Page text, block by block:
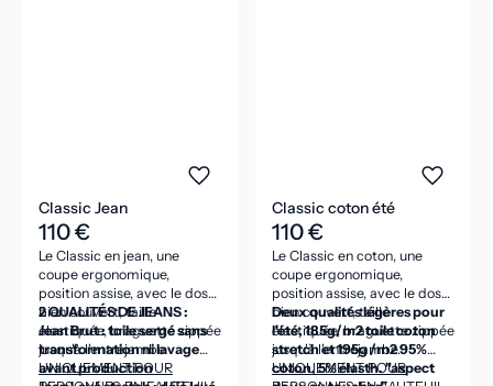
Classic Jean
110 €
Le Classic en jean, une
coupe ergonomique,
position assise, avec le dos
bien couvert, taille
élastiquée, braguette zippée
jusqu'à l'entrejambe.
2 QUALITÉS DE JEANS :
Jean Brut : toile sergé sans
transformation ni lavage
avant production
UNIQUEMENT POUR
Classic coton été
110 €
Le Classic en coton, une
coupe ergonomique,
position assise, avec le dos
bien couvert, taille
élastiquée, braguette zippée
jusqu'à l'entrejambe.
Deux qualités légères pour
l'été, 185g/m2 toile coton
stretch et 195g /m2 95%
coton, 5% élasth. "aspect
UNIQUEMENT POUR